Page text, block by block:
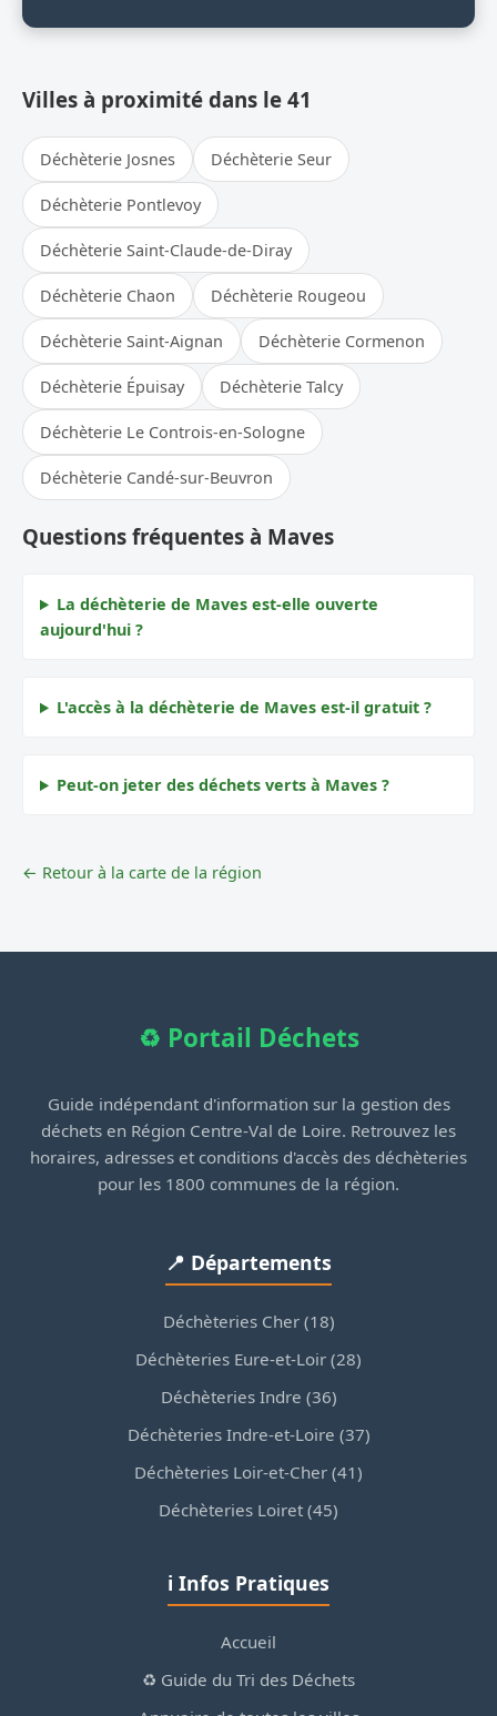
Villes à proximité dans le 41
Déchèterie Josnes Déchèterie Seur
Déchèterie Pontlevoy
Déchèterie Saint-Claude-de-Diray
Déchèterie Chaon Déchèterie Rougeou
Déchèterie Saint-Aignan Déchèterie Cormenon
Déchèterie Épuisay Déchèterie Talcy
Déchèterie Le Controis-en-Sologne
Déchèterie Candé-sur-Beuvron
Questions fréquentes à Maves
La déchèterie de Maves est-elle ouverte
aujourd'hui ?
L'accès à la déchèterie de Maves est-il gratuit ?
Peut-on jeter des déchets verts à Maves ?
← Retour à la carte de la région
♻️ Portail Déchets
Guide indépendant d'information sur la gestion des
déchets en Région Centre-Val de Loire. Retrouvez les
horaires, adresses et conditions d'accès des déchèteries
pour les 1800 communes de la région.
📍 Départements
Déchèteries Cher (18)
Déchèteries Eure-et-Loir (28)
Déchèteries Indre (36)
Déchèteries Indre-et-Loire (37)
Déchèteries Loir-et-Cher (41)
Déchèteries Loiret (45)
ℹ️ Infos Pratiques
Accueil
♻️ Guide du Tri des Déchets